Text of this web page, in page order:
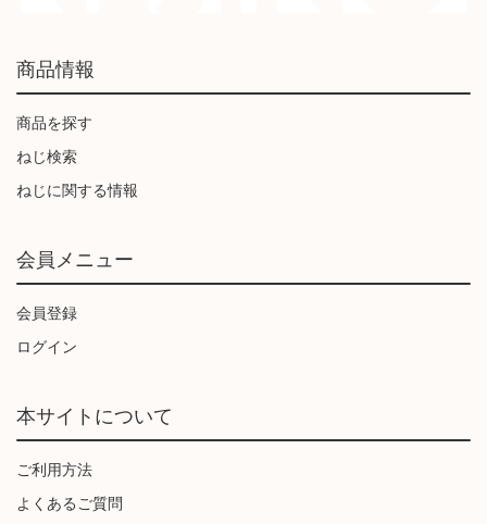
商品情報
商品を探す
ねじ検索
ねじに関する情報
会員メニュー
会員登録
ログイン
本サイトについて
ご利用方法
よくあるご質問